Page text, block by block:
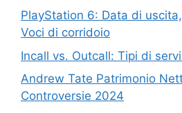
PlayStation 6: Data di
Voci di corridoio
Incall vs. Outcall: Tipi di
Andrew Tate Patrimonio
Controversie 2024